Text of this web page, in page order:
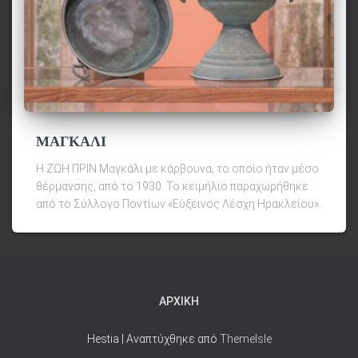
ΜΑΓΚΑΛΙ
Η ΖΩΗ ΠΡΙΝ Μαγκάλι με κάρβουνα, το οποίο ήταν μέσο
θέρμανσης, από το 1930. Το κειμήλιο παραχωρήθηκε
από το Σύλλογο Ποντίων «Εύξεινος Λέσχη Ηρακλείου».
ΑΡΧΙΚΉ
Hestia | Αναπτύχθηκε από ThemeIsle